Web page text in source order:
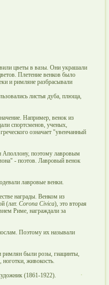
цветы в вазы. Они украшали
Плетение венков было
и римляне разбрасывали
листья дуба, плюща,
Например, венок из
спортсменов, ученых,
означает "увенчанный
Аполлону, поэтому лавровым
- поэтов. Лавровый венок
лавровые венки.
награды. Венком из
(лат. Corona Civica), это вторая
Риме, награждали за
Поэтому их называли
были розы, гиацинты,
живокость.
(1861-1922).